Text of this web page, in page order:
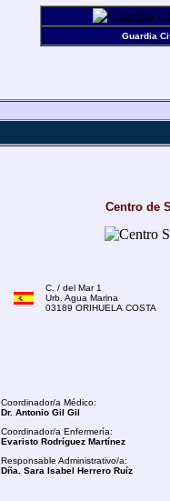
Guardia
Centro de
C. / del Mar 1
Urb. Agua Marina
03189 ORIHUELA COSTA
Coordinador/a Médico:
Dr. Antonio Gil Gil
Coordinador/a Enfermería:
Evaristo Rodríguez Martínez
Responsable Administrativo/a:
Dña. Sara Isabel Herrero Ruíz